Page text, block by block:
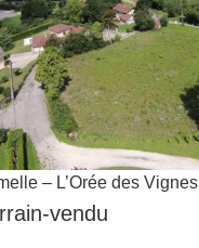
– L’Orée des Vignes
vendu